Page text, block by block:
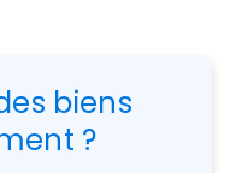
biens
?